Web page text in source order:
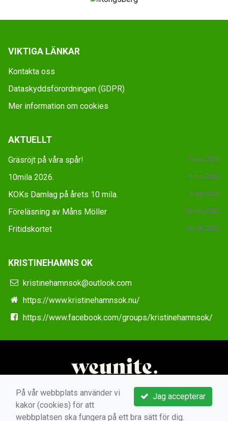
VIKTIGA LÄNKAR
Kontakta oss
Dataskyddsförordningen (GDPR)
Mer information om cookies
AKTUELLT
Gräsröjt på våra spår! 7 aug 2026
10mila 2026. 4 maj 2026
KOKs Damlag på årets 10 mila. 9 apr 2026
Föreläsning av Måns Möller 28 nov 2025
Fritidskortet 16 okt 2025
KRISTINEHAMNS OK
kristinehamnsok@outlook.com
https://www.kristinehamnsok.nu/
https://www.facebook.com/groups/kristinehamnsok/
Jag accepterar
På vår webbplats använder vi
kakor (cookies) för att
webbplatsen ska fungera på ett bra sätt för dig.